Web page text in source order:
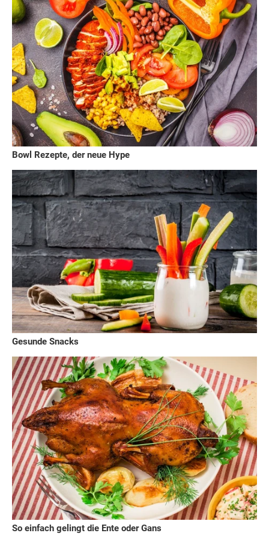
Bowl Rezepte, der neue Hype
Gesunde Snacks
So einfach gelingt die Ente oder Gans